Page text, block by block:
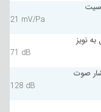
21 mV/Pa
نویز
71 dB
صوت
128 dB